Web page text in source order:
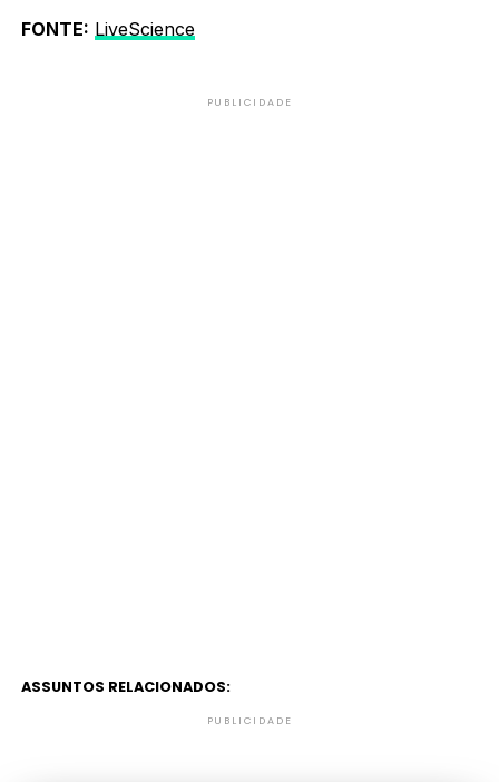
FONTE: LiveScience
PUBLICIDADE
ASSUNTOS RELACIONADOS:
PUBLICIDADE